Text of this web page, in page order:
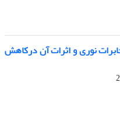
نوری و اثرات آن درکاهش